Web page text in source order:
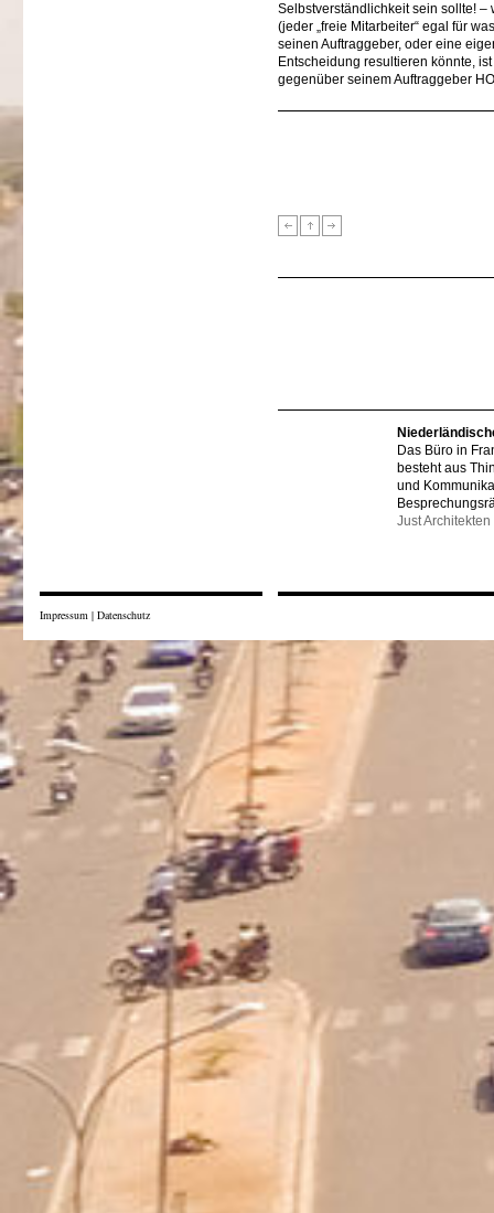
Selbstverständlichkeit sein sollte!
(jeder „freie Mitarbeiter“ egal für
seinen Auftraggeber, oder eine
Entscheidung resultieren könnte,
gegenüber seinem Auftraggeber
Das Büro in
besteht aus
und
Just Architekten
Impressum | Datenschutz